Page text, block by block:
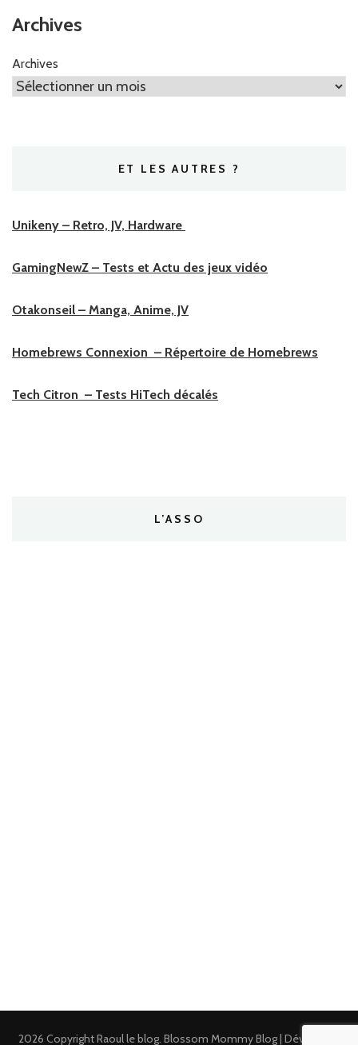
Archives
Archives
ET LES AUTRES ?
Unikeny – Retro, JV, Hardware
GamingNewZ – Tests et Actu des jeux vidéo
Otakonseil – Manga, Anime, JV
Homebrews Connexion – Répertoire de Homebrews
Tech Citron – Tests HiTech décalés
L’ASSO
2026 CopyrightRaoul le blog Blossom Mommy Blog | Développé